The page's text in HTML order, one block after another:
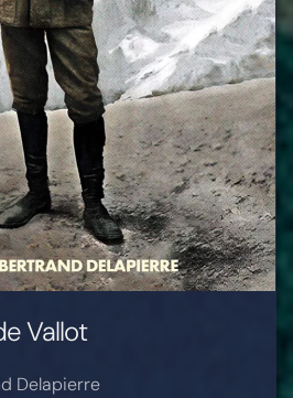
Vallot
Delapierre